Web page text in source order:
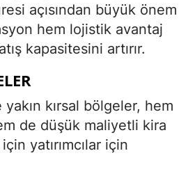
açısından büyük önem
hem lojistik avantaj
kapasitesini artırır.
kırsal bölgeler, hem
de düşük maliyetli kira
yatırımcılar için